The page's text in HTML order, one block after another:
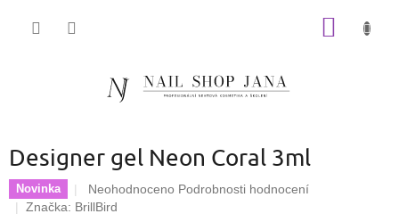
Designer gel Neon Coral 3ml
Novinka
Průměrné
hodnocení
Neohodnoceno Podrobnosti hodnocení
Značka: BrillBird